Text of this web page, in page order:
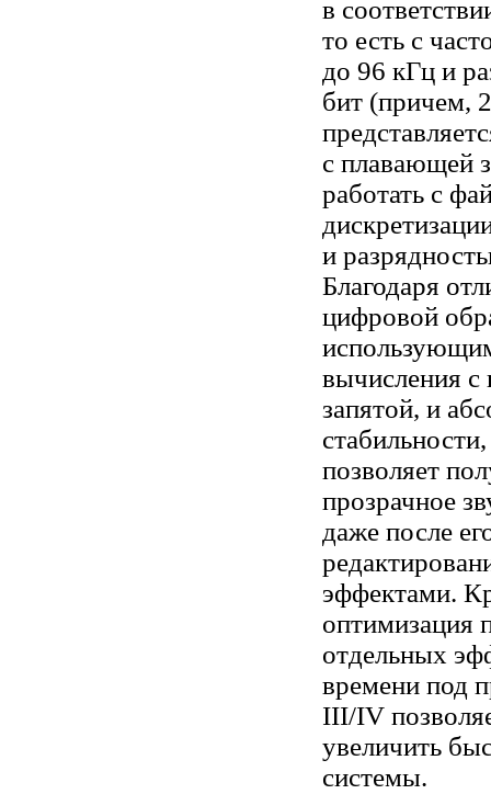
в
то есть с
до 96 кГц и
бит (причем,
с плавающей
работать с
и
Благодаря
цифровой
вычисления
запятой, и
позволяет
прозрачное
даже после
эффектами.
оптимизация
отдельных
времени под
III/IV
увеличить
системы.